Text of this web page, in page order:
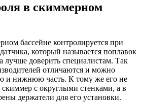
в скиммерном
бассейне контролируется при
который называется поплавок
лучше доверить специалистам. Так
отличаются и можно
и нижнюю часть. К тому же его не
скиммер с округлыми стенками, а в
держатели для его установки.